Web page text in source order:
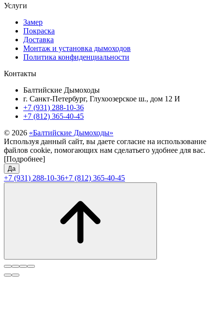
Услуги
Замер
Покраска
Доставка
Монтаж и установка дымоходов
Политика конфиденциальности
Контакты
Балтийские Дымоходы
г. Санкт-Петербург, Глухоозерское ш., дом 12 И
+7 (931) 288-10-36
+7 (812) 365-40-45
© 2026 «Балтийские Дымоходы»
Используя данный сайт, вы даете согласие на использование
файлов cookie, помогающих нам сделатьего удобнее для вас.
[Подробнее]
Да
+7 (931) 288-10-36+7 (812) 365-40-45